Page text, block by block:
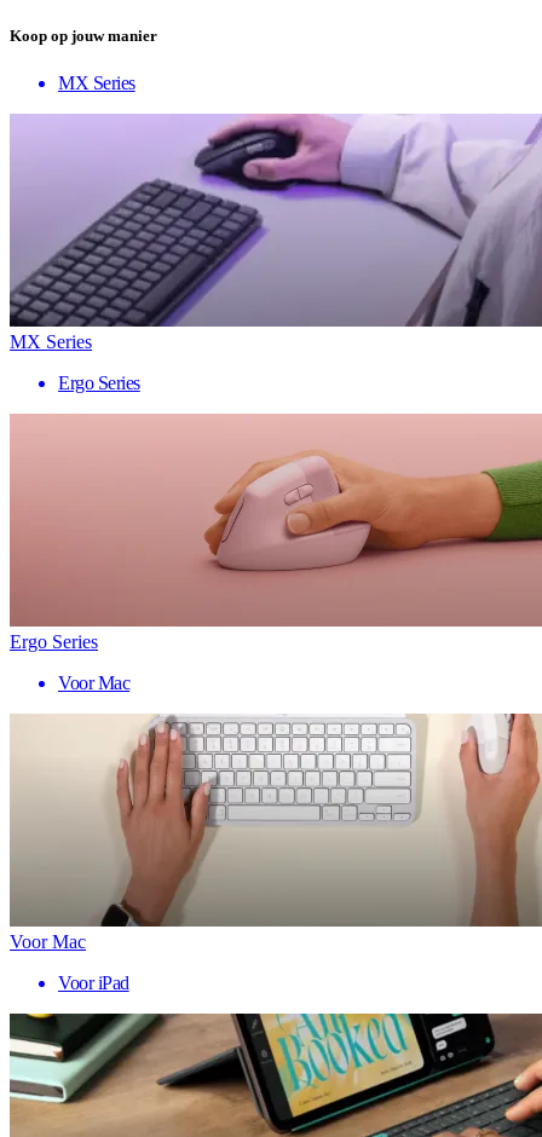
Koop op jouw manier
MX Series
MX Series
Ergo Series
Ergo Series
Voor Mac
Voor Mac
Voor iPad